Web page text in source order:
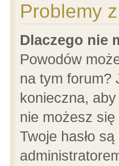
Problemy
Dlaczego nie
Powodów
na tym forum?
konieczna,
nie możesz
Twoje hasło